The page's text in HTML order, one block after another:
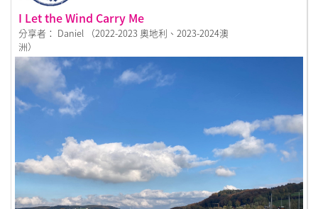
I Let the Wind Carry Me
分享者： Daniel （2022-2023 奧地利、2023-2024澳
洲）